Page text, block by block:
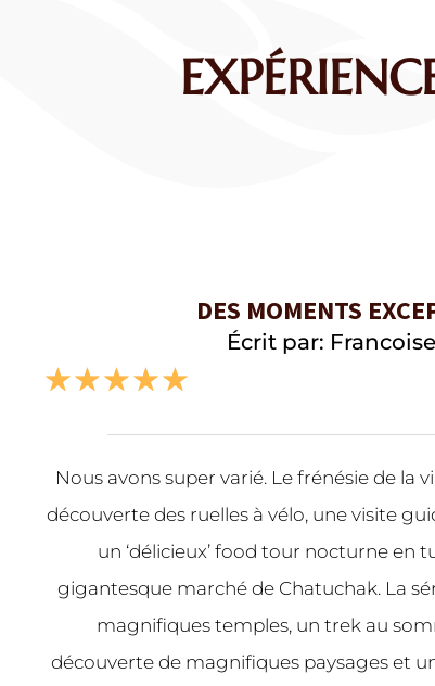
DES MOMENTS
Écrit par:
☆☆☆☆☆
Nous avons super varié. Le frénésie de la
découverte des ruelles à vélo, une visite
un ‘délicieux’ food tour nocturne en
gigantesque marché de Chatuchak. La
magnifiques temples, un trek au
découverte de magnifiques paysages et